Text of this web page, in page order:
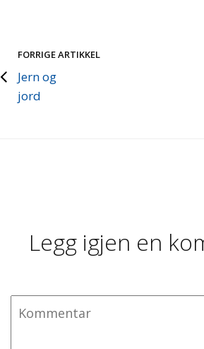
FORRIGE ARTIKKEL
Jern og
jord
Legg igjen en